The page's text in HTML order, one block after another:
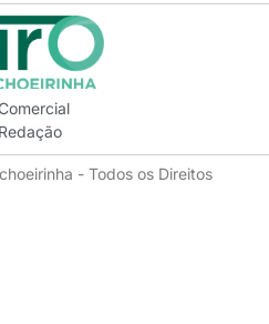
Comercial
Redação
- Todos os Direitos